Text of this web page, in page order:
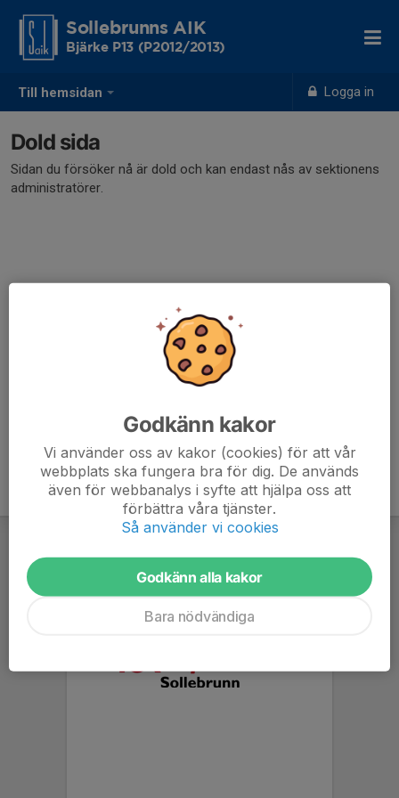
Till hemsidan Logga in
Sollebrunns AIK
Bjärke P13 (P2012/2013)
Dold sida
Sidan du försöker nå är dold och kan endast nås av sektionens
administratörer.
Godkänn kakor
Vi använder oss av kakor (cookies) för att vår
webbplats ska fungera bra för dig. De används
även för webbanalys i syfte att hjälpa oss att
förbättra våra tjänster.
Så använder vi cookies
Godkänn alla kakor
Bara nödvändiga